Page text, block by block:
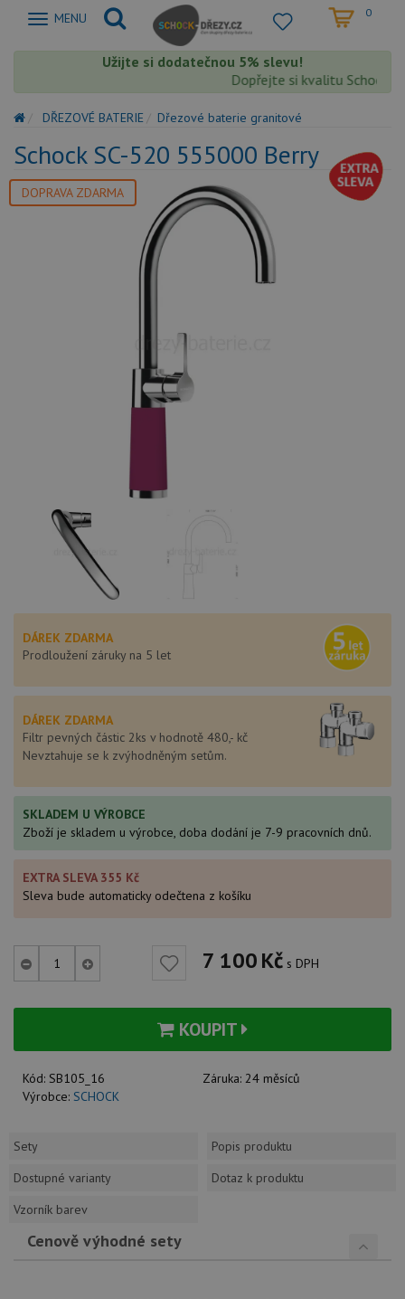
Zobrazit
MENU 0
Užijte si dodatečnou 5% slevu!
Dopřejte si kvalitu Schock s
DŘEZOVÉ BATERIE Dřezové baterie granitové
Schock SC-520 555000 Berry
DOPRAVA ZDARMA
DÁREK ZDARMA
Prodloužení záruky na 5 let
DÁREK ZDARMA
Filtr pevných částic 2ks v hodnotě 480,- kč
Nevztahuje se k zvýhodněným setům.
SKLADEM U VÝROBCE
Zboží je skladem u výrobce, doba dodání je 7-9 pracovních dnů.
EXTRA SLEVA 355 Kč
Sleva bude automaticky odečtena z košíku
7 100Kč s DPH
KOUPIT
Kód: SB105_16 Záruka: 24 měsíců
Výrobce: SCHOCK
Sety
Popis produktu
Dostupné varianty
Dotaz k produktu
Vzorník barev
Cenově výhodné sety